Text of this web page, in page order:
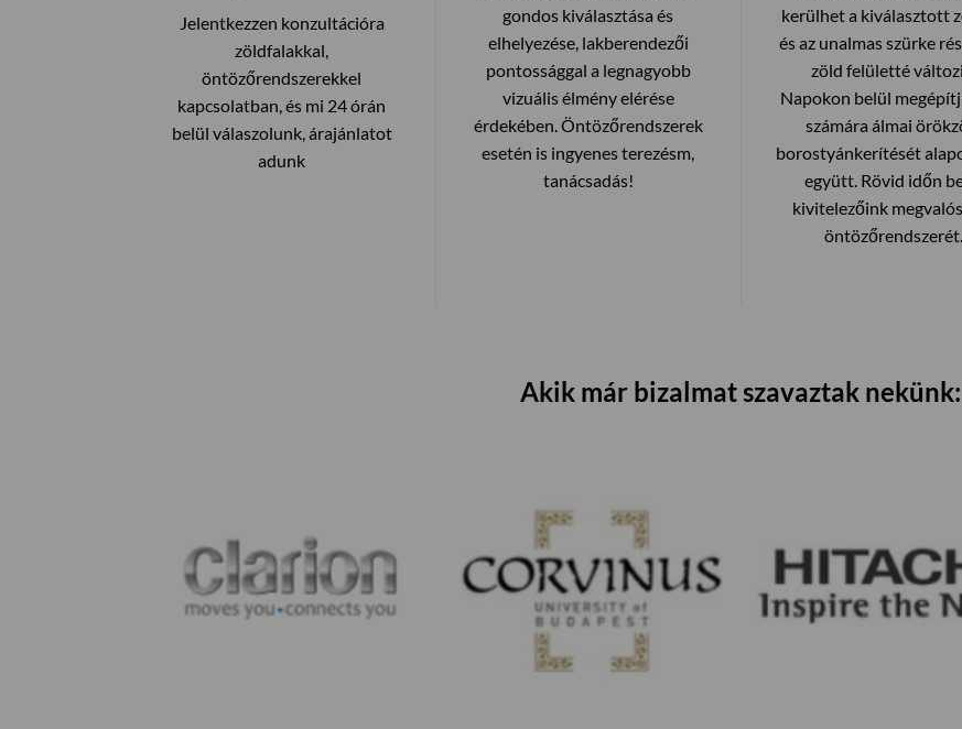
Jelentkezzen konzultációra
zöldfalakkal,
öntözőrendszerekkel
kapcsolatban, és mi 24 órán
belül válaszolunk, árajánlatot
adunk
gondos kiválasztása és
elhelyezése, lakberendezői
pontossággal a legnagyobb
vizuális élmény elérése
érdekében. Öntözőrendszerek
esetén is ingyenes terezésm,
tanácsadás!
kerülhet a kiválasztott
és az unalmas szürke
zöld felületté
Napokon belül
számára álmai
borostyánkerítését
együtt. Rövid időn
kivitelezőink
öntözőrendszerét.
Akik már bizalmat szavaztak nekünk: